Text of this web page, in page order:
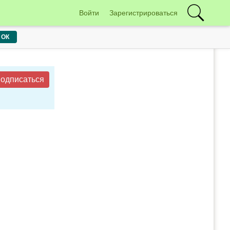
Войти Зарегистрироваться
ОК